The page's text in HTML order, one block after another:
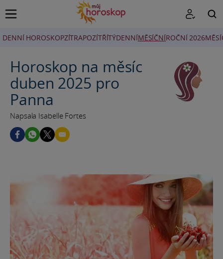
DENNÍ HOROSKOPZÍTRAPOZÍTŘÍTÝDENNÍMĚSÍČNÍROČNÍ 2026
Horoskop na měsíc
duben 2025 pro
Panna
Napsala Isabelle Fortes